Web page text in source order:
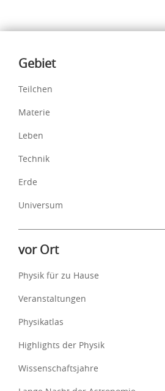
Inhalte
Gebiet
Teilchen
Materie
Leben
Technik
Erde
Universum
vor Ort
Physik für zu Hause
Veranstaltungen
Physikatlas
Highlights der Physik
Wissenschaftsjahre